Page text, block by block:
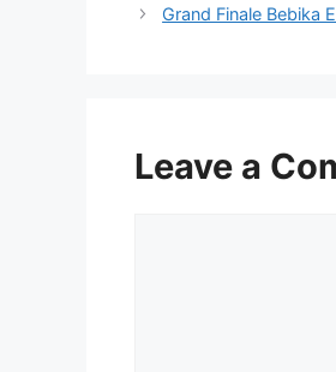
Grand Finale Bebika
Leave a